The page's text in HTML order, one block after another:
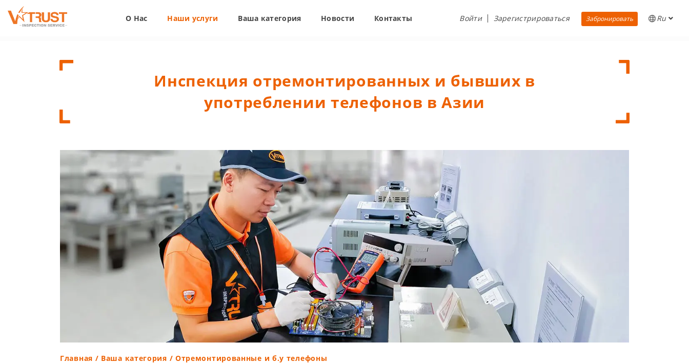
О Нас Наши услуги Ваша категория Новости Контакты Войти Зарегистрироваться Забронировать Ru
Инспекция отремонтированных и бывших в
употреблении телефонов в Азии
Главная / Ваша категория / Отремонтированные и б.у телефоны